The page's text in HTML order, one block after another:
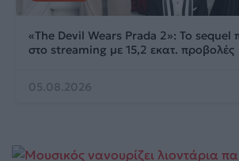
«The Devil Wears Prada 2»: Το sequel
στο streaming με 15,2 εκατ. προβολές
05.08.2026